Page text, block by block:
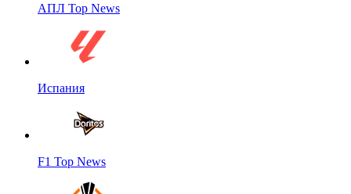
АПЛ Top News
Испания
F1 Top News